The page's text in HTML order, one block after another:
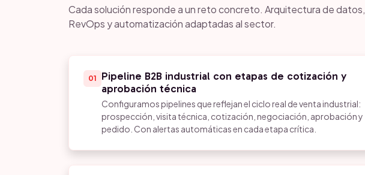
Cada solución responde a un reto concreto. Arquitectura de datos,
RevOps y automatización adaptadas al sector.
01
Pipeline B2B industrial con etapas de cotización y
aprobación técnica
Configuramos pipelines que reflejan el ciclo real de venta industrial:
prospección, visita técnica, cotización, negociación, aprobación y
pedido. Con alertas automáticas en cada etapa crítica.